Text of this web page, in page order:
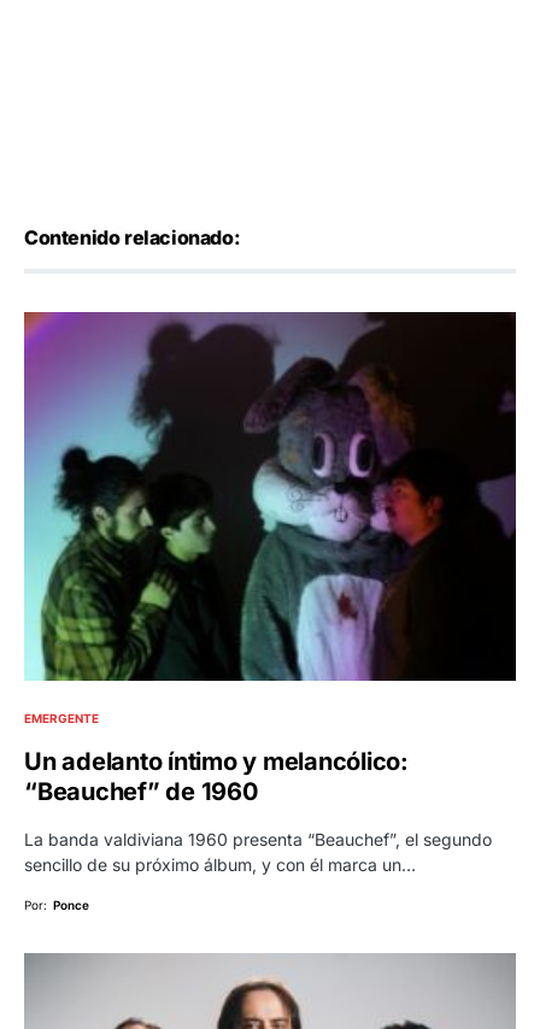
Contenido relacionado:
EMERGENTE
Un adelanto íntimo y melancólico:
“Beauchef” de 1960
La banda valdiviana 1960 presenta “Beauchef”, el segundo
sencillo de su próximo álbum, y con él marca un…
Por: Ponce